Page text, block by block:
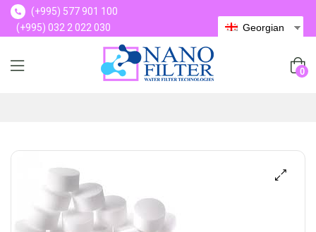
(+995) 577 901 100
(+995) 032 2 022 030
Georgian
0